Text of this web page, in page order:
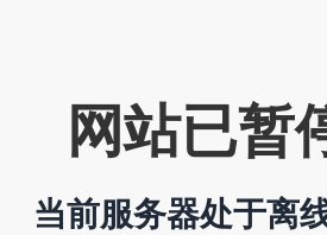
网站已暂
当前服务器处于离